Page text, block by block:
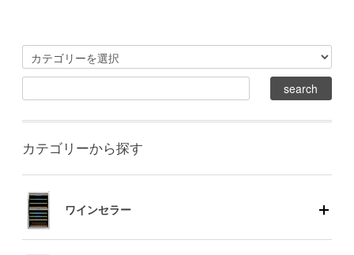
カテゴリーから探す
ワインセラー